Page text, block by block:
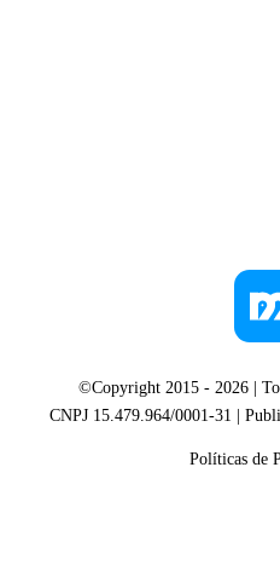
©Copyright 2015 - 2026 |
CNPJ 15.479.964/0001-31 |
Políticas de